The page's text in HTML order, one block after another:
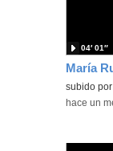
subido por
04′ 01″
-hace un